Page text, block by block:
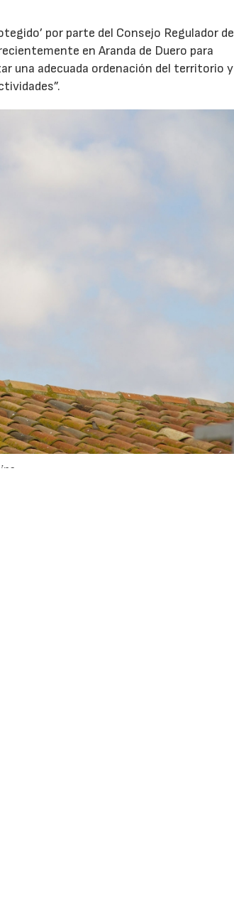
por parte del Consejo Regulador de
en Aranda de Duero para
una adecuada ordenación del territorio y